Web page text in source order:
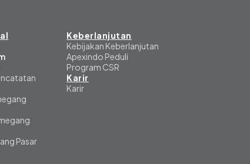
Pasar
Keberlanjutan
Kebijakan Keberlanjutan
Apexindo Peduli
Program CSR
Karir
Karir